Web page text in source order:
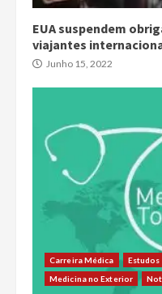
EUA suspendem
viajantes
Junho 15, 2022
Carreira Médica Estudos
Medicina no Exterior